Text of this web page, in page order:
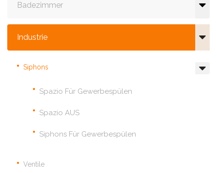
Badezimmer
Industrie
Siphons
Spazio Für Gewerbespülen
Spazio AUS
Siphons Für Gewerbespülen
Ventile